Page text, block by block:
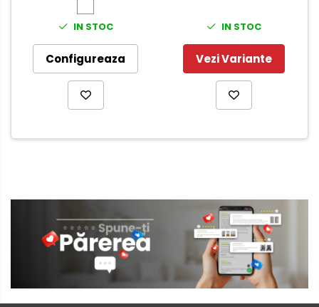
IN STOC
Configureaza
IN STOC
Vezi Variante